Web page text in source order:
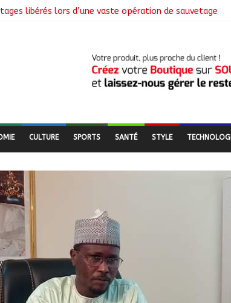
libérés lors d’une vaste opération de sauvetage
nomades de Ferrick Kodjoguila se
programme d’un milliard de FCFA pour former 100
réagit à la suspension des demandes de création de
CULTURE SPORTS SANTÉ STYLE